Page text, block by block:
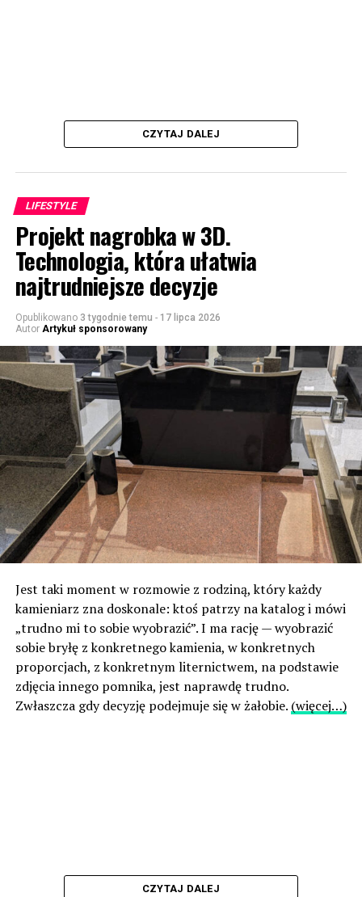
CZYTAJ DALEJ
LIFESTYLE
Projekt nagrobka w 3D.
Technologia, która ułatwia
najtrudniejsze decyzje
Opublikowano 3 tygodnie temu - 17 lipca 2026
Autor Artykuł sponsorowany
Jest taki moment w rozmowie z rodziną, który każdy
kamieniarz zna doskonale: ktoś patrzy na katalog i mówi
„trudno mi to sobie wyobrazić”. I ma rację — wyobrazić
sobie bryłę z konkretnego kamienia, w konkretnych
proporcjach, z konkretnym liternictwem, na podstawie
zdjęcia innego pomnika, jest naprawdę trudno.
Zwłaszcza gdy decyzję podejmuje się w żałobie. (więcej…)
CZYTAJ DALEJ